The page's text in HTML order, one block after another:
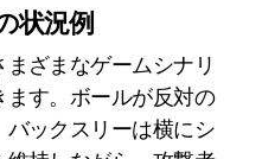
状況例
ざまなゲームシナリ
す。ボールが反対の
ックスリーは横にシ